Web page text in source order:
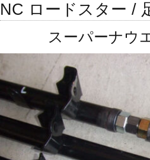
NC ロードスター /
スーパーナウ